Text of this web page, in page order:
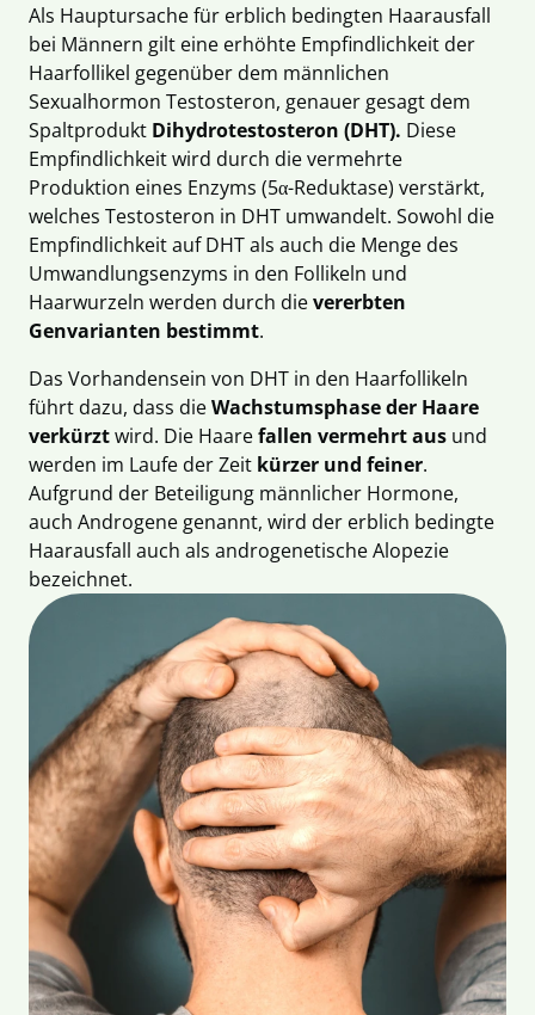
Als Hauptursache für erblich bedingten Haarausfall
bei Männern gilt eine erhöhte Empfindlichkeit der
Haarfollikel gegenüber dem männlichen
Sexualhormon Testosteron, genauer gesagt dem
Spaltprodukt Dihydrotestosteron (DHT). Diese
Empfindlichkeit wird durch die vermehrte
Produktion eines Enzyms (5α-Reduktase) verstärkt,
welches Testosteron in DHT umwandelt. Sowohl die
Empfindlichkeit auf DHT als auch die Menge des
Umwandlungsenzyms in den Follikeln und
Haarwurzeln werden durch dievererbten
Genvarianten bestimmt.
Das Vorhandensein von DHT in den Haarfollikeln
führt dazu, dass dieWachstumsphase der Haare
verkürztwird. Die Haarefallen vermehrt aus und
werden im Laufe der Zeit kürzer und feiner.
Aufgrund der Beteiligung männlicher Hormone,
auch Androgene genannt, wird der erblich bedingte
Haarausfall auch als androgenetische Alopezie
bezeichnet.